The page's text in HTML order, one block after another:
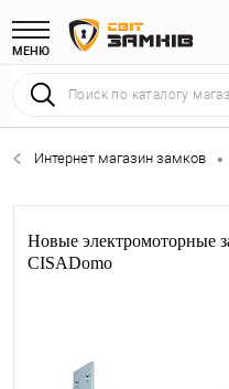
МЕНЮ
Интернет магазин замков •
Новые электромоторные
CISADomo